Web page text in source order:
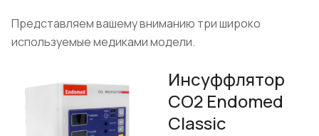
Представляем вашему вниманию три широко
используемые медиками модели.
Инсуффлятор
CO2 Endomed
Classic